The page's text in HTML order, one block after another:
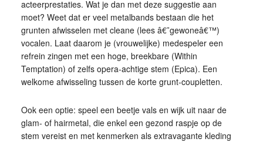
acteerprestaties. Wat je dan met deze suggestie aan
moet? Weet dat er veel metalbands bestaan die het
grunten afwisselen met cleane (lees â€˜gewoneâ€™)
vocalen. Laat daarom je (vrouwelijke) medespeler een
refrein zingen met een hoge, breekbare (Within
Temptation) of zelfs opera-achtige stem (Epica). Een
welkome afwisseling tussen de korte grunt-coupletten.
Ook een optie: speel een beetje vals en wijk uit naar de
glam- of hairmetal, die enkel een gezond raspje op de
stem vereist en met kenmerken als extravagante kleding